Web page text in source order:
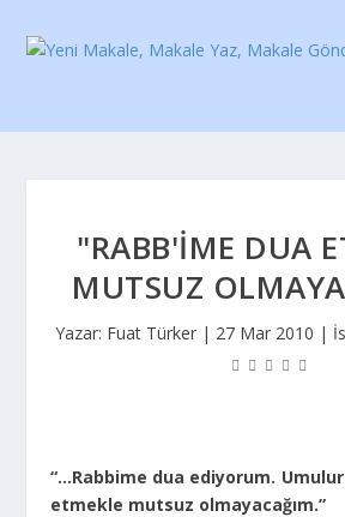
"RABB'IME DUA
MUTSUZ
Yazar: Fuat Türker| 27 Mar 2010 |
“…Rabbime dua ediyorum.
etmekle mutsuz olmayacağım.”